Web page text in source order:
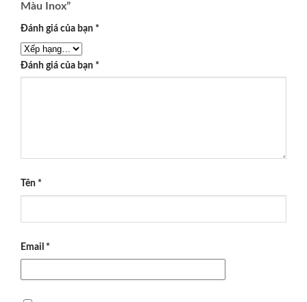
Màu Inox”
Đánh giá của bạn *
Đánh giá của bạn *
Tên *
Email *